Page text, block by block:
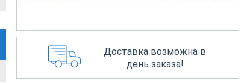
Доставка возможна в
день заказа!